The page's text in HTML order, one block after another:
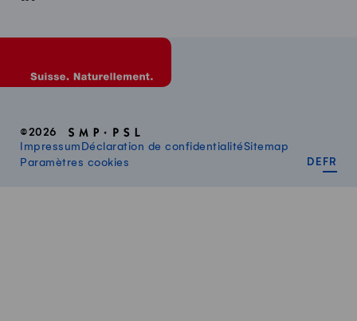
©2026
Impressum Déclaration de confidentialitéSitemap
Paramètres cookies
DE FR